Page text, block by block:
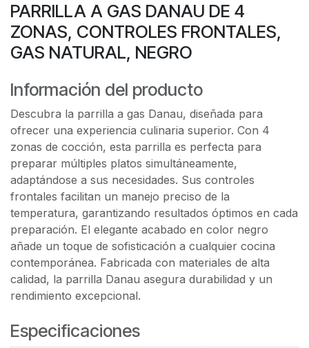
PARRILLA A GAS DANAU DE 4
ZONAS, CONTROLES FRONTALES,
GAS NATURAL, NEGRO
Información del producto
Descubra la parrilla a gas Danau, diseñada para
ofrecer una experiencia culinaria superior. Con 4
zonas de cocción, esta parrilla es perfecta para
preparar múltiples platos simultáneamente,
adaptándose a sus necesidades. Sus controles
frontales facilitan un manejo preciso de la
temperatura, garantizando resultados óptimos en cada
preparación. El elegante acabado en color negro
añade un toque de sofisticación a cualquier cocina
contemporánea. Fabricada con materiales de alta
calidad, la parrilla Danau asegura durabilidad y un
rendimiento excepcional.
Especificaciones